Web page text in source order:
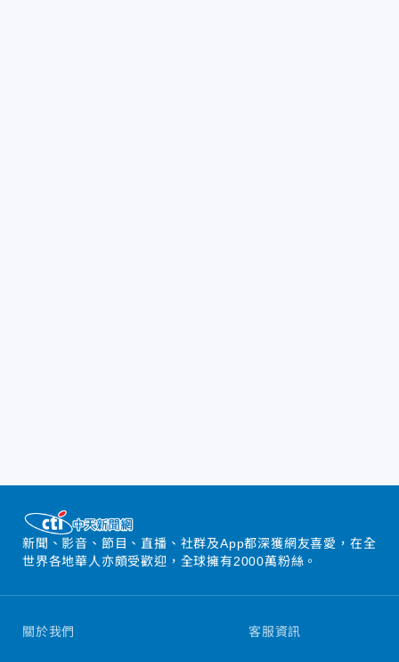
新聞、影音、節目、直播、社群及App都深獲網友喜愛，在全
世界各地華人亦頗受歡迎，全球擁有2000萬粉絲。
關於我們 客服資訊